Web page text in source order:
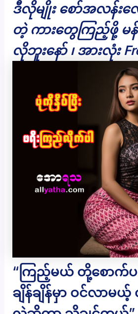
ဒီလိုမျိုး စော်အလန်းလ
တဲ့ ကားတွေကြည့်ဖို့ မ
လိုဘူးနော် ၊ အားလုံး
“ကြည့်မယ် တို့စော
ချိန်ချိန်မှာ ဝင်လာ